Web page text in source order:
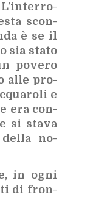
scon­
è se il
sia sta­to
po­ve­ro
alle pro­
e
era con­
si sta­va
del­la no­
in ogni
di fron­